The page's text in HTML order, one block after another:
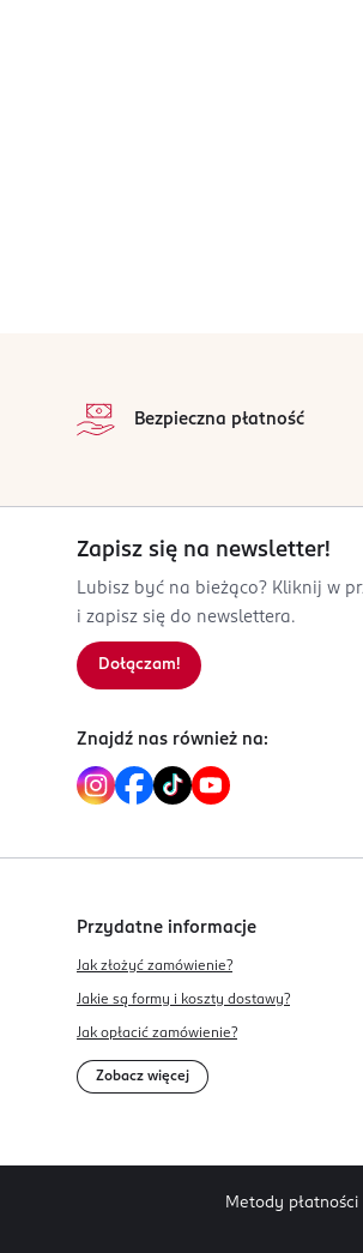
Bezpieczna płatność
Zapisz się na newsletter!
Lubisz być na bieżąco? Kliknij w
i zapisz się do newslettera.
Dołączam!
Znajdź nas również na:
Przydatne informacje
Jak złożyć zamówienie?
Jakie są formy i koszty dostawy?
Jak opłacić zamówienie?
Zobacz więcej
Metody płatności